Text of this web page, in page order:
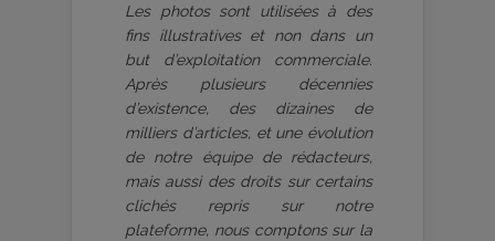
Les photos sont utilisées à des
fins illustratives et non dans un
but d’exploitation commerciale.
Après plusieurs décennies
d’existence, des dizaines de
milliers d’articles, et une évolution
de notre équipe de rédacteurs,
mais aussi des droits sur certains
clichés repris sur notre
plateforme, nous comptons sur la